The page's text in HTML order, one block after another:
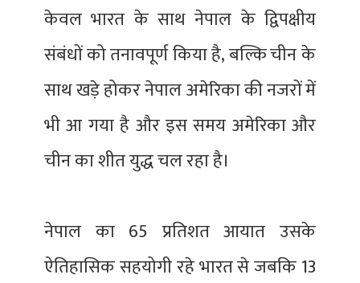
केवल भारत के साथ नेपाल के द्विपक्षीय
संबंधों को तनावपूर्ण किया है, बल्कि चीन के
साथ खड़े होकर नेपाल अमेरिका की नजरों में
भी आ गया है और इस समय अमेरिका और
चीन का शीत युद्ध चल रहा है।
नेपाल का 65 प्रतिशत आयात उसके
ऐतिहासिक सहयोगी रहे भारत से जबकि 13